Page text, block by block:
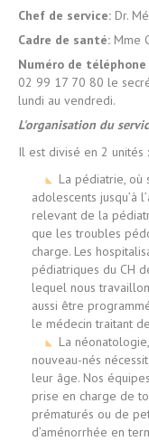
Chef de service: Dr.
Cadre de santé: Mme
Numéro de
02 99 17 70 80 le
lundi au vendredi.
L'organisation du
Il est divisé en 2 unités :
La pédiatrie, où
adolescents jusqu’à
relevant de la
que les troubles
charge. Les
pédiatriques du CH
lequel nous
aussi être
le médecin traitant
La
nouveau-nés
leur âge. Nos
prise en charge de
prématurés ou de
d’aménorrhée en